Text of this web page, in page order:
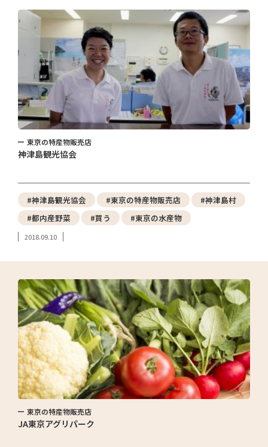
東京の特産物販売店
神津島観光協会
#神津島観光協会 #東京の特産物販売店
#神津島村
#都内産野菜
#買う #東京の水産物
2018.09.10
東京の特産物販売店
JA東京アグリパーク